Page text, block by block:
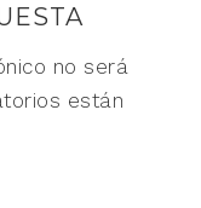
no será
están